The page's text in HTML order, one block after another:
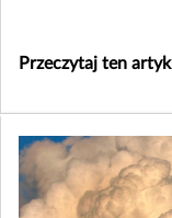
Przeczytaj ten